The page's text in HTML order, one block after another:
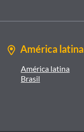
América latina
América latina
Brasil